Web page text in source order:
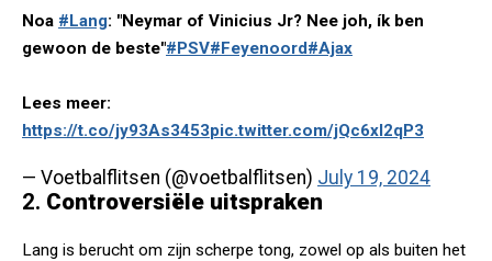
Noa #Lang: "Neymar of Vinicius Jr? Nee joh, ík ben
gewoon de beste"#PSV#Feyenoord#Ajax
Lees meer:
https://t.co/jy93As3453pic.twitter.com/jQc6xl2qP3
— Voetbalflitsen (@voetbalflitsen) July 19, 2024
2. Controversiële uitspraken
Lang is berucht om zijn scherpe tong, zowel op als buiten het